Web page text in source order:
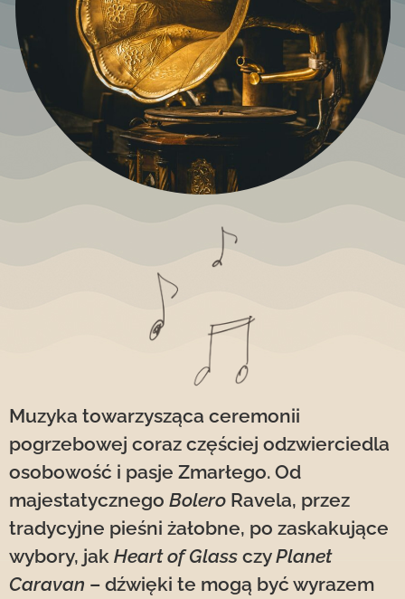
Muzyka towarzysząca ceremonii
pogrzebowej coraz częściej odzwierciedla
osobowość i pasje Zmarłego. Od
majestatycznego Bolero Ravela, przez
tradycyjne pieśni żałobne, po zaskakujące
wybory, jak Heart of Glass czyPlanet
Caravan – dźwięki te mogą być wyrazem